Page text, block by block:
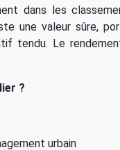
dans les
une valeur sûre,
tendu. Le
?
urbain